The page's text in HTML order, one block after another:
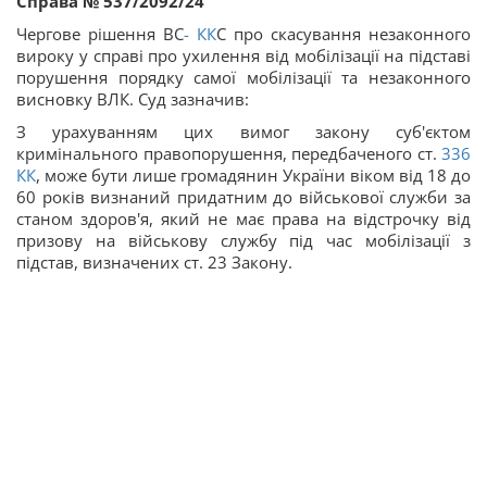
Чергове рішення ВС- ККС про скасування незаконного
вироку у справі про ухилення від мобілізації на підставі
порушення порядку самої мобілізації та незаконного
висновку ВЛК. Суд зазначив:
З урахуванням цих вимог закону суб'єктом
кримінального правопорушення, передбаченого ст. 336
КК, може бути лише громадянин України віком від 18 до
60 років визнаний придатним до військової служби за
станом здоров'я, який не має права на відстрочку від
призову на військову службу під час мобілізації з
підстав, визначених ст. 23 Закону.